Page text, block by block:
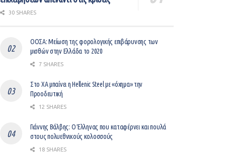
30 SHARES
ΟΟΣΑ: Μείωση της φορολογικής επιβάρυνσης των
μισθών στην Ελλάδα το 2020
7 SHARES
Στο ΧΑ μπαίνει η Hellenic Steel με «όχημα» την
Προοδευτική
12 SHARES
Γιάννης Βάλβης: O Έλληνας που καταφέρνει και πουλά
στους πολυεθνικούς κολοσσούς
18 SHARES